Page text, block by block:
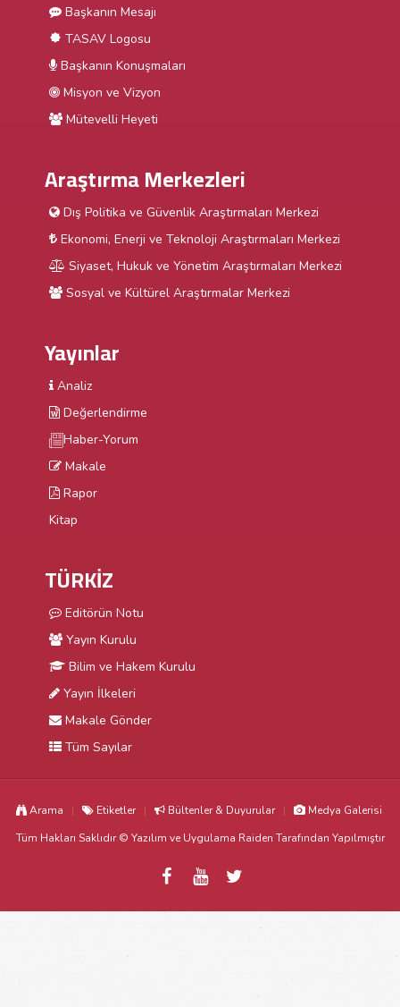
Başkanın Mesajı
TASAV Logosu
Başkanın Konuşmaları
Misyon ve Vizyon
Mütevelli Heyeti
Araştırma Merkezleri
Dış Politika ve Güvenlik Araştırmaları Merkezi
Ekonomi, Enerji ve Teknoloji Araştırmaları Merkezi
Siyaset, Hukuk ve Yönetim Araştırmaları Merkezi
Sosyal ve Kültürel Araştırmalar Merkezi
Yayınlar
Analiz
Değerlendirme
Haber-Yorum
Makale
Rapor
Kitap
TÜRKİZ
Editörün Notu
Yayın Kurulu
Bilim ve Hakem Kurulu
Yayın İlkeleri
Makale Gönder
Tüm Sayılar
Arama Etiketler Bültenler & Duyurular
Medya Galerisi
Tüm Hakları Saklıdır © Yazılım ve Uygulama Raiden Tarafından Yapılmıştır